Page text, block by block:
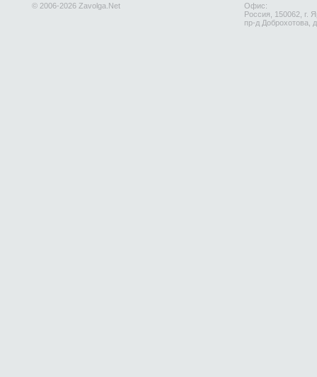
© 2006-2026 Zavolga.Net
Офис:
Россия, 150062, г.
пр-д Доброхотова,